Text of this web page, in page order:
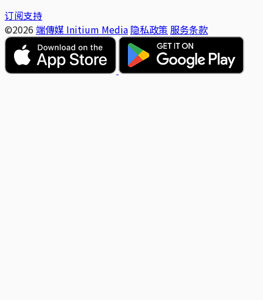
订阅支持
©2026 端傳媒 Initium Media 隐私政策 服务条款